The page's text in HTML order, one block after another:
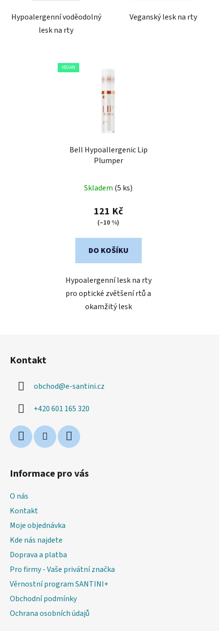
Hypoalergenní voděodolný
lesk na rty
Veganský lesk na rty
VEGAN
Bell Hypoallergenic Lip
Plumper
Skladem (5 ks)
121 Kč
(–10 %)
DO KOŠÍKU
Hypoalergenní lesk na rty
pro optické zvětšení rtů a
okamžitý lesk
Kontakt
obchod@e-santini.cz
+420 601 165 320
Informace pro vás
O nás
Kontakt
Moje objednávka
Kde nás najdete
Doprava a platba
Pro firmy - Vaše privátní značka
Věrnostní program SANTINI+
Obchodní podmínky
Ochrana osobních údajů